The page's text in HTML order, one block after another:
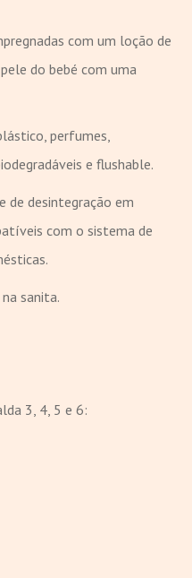
com um loção de
do bebé com uma
perfumes,
e flushable.
de desintegração em
com o sistema de
sanita.
3, 4, 5 e 6: